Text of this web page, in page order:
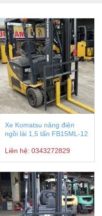
Xe Komatsu nâng điện
ngồi lái 1,5 tấn FB15ML-12
Liên hệ: 0343272829